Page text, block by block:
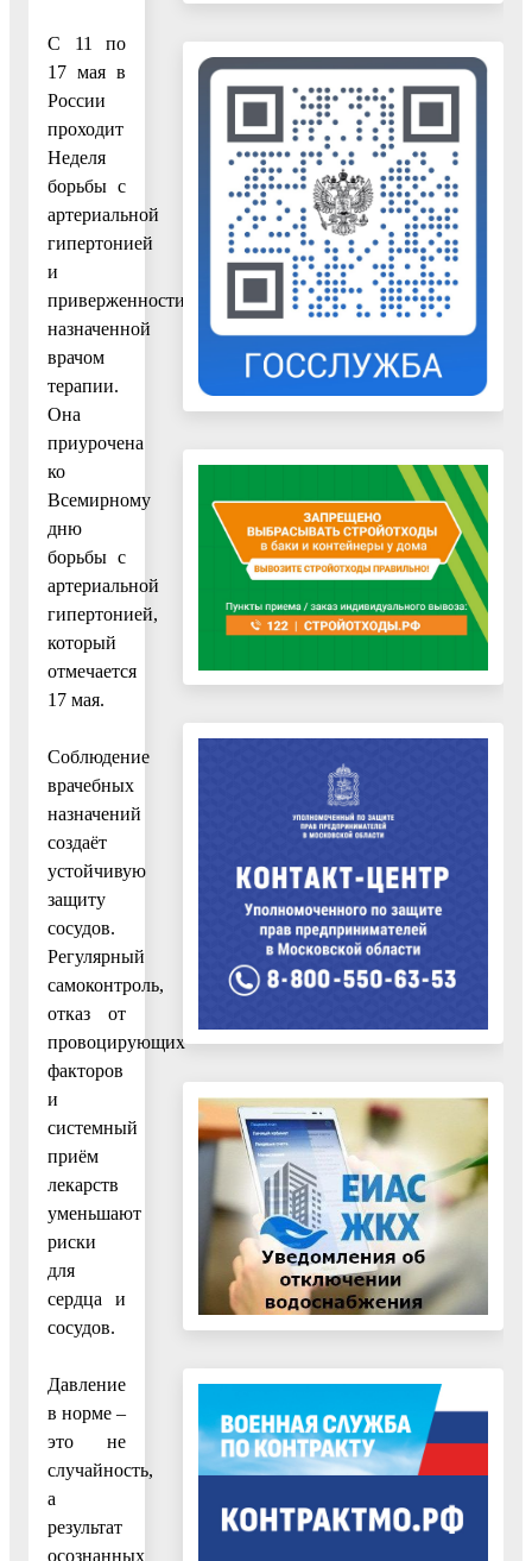
С 11 по
17 мая в
России
проходит
Неделя
борьбы с
артериальной
гипертонией
и
приверженности
назначенной
врачом
терапии.
Она
приурочена
ко
Всемирному
дню
борьбы с
артериальной
гипертонией,
который
отмечается
17 мая.
Соблюдение
врачебных
назначений
создаёт
устойчивую
защиту
сосудов.
Регулярный
самоконтроль,
отказ от
провоцирующих
факторов
и
системный
приём
лекарств
уменьшают
риски
для
сердца и
сосудов.
Давление
в норме –
это не
случайность,
а
результат
осознанных